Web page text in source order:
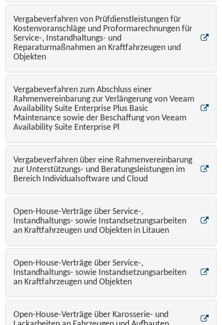
Vergabeverfahren von Prüfdienstleistungen für
Kostenvoranschläge und Proformarechnungen für
Service-, Instandhaltungs- und
Reparaturmaßnahmen an Kraftfahrzeugen und
Objekten
Vergabeverfahren zum Abschluss einer
Rahmenvereinbarung zur Verlängerung von Veeam
Availability Suite Enterprise Plus Basic
Maintenance sowie der Beschaffung von Veeam
Availability Suite Enterprise Pl
Vergabeverfahren über eine Rahmenvereinbarung
zur Unterstützungs- und Beratungsleistungen im
Bereich Individualsoftware und Cloud
Open-House-Verträge über Service-,
Instandhaltungs- sowie Instandsetzungsarbeiten
an Kraftfahrzeugen und Objekten in Litauen
Open-House-Verträge über Service-,
Instandhaltungs- sowie Instandsetzungsarbeiten
an Kraftfahrzeugen und Objekten
Open-House-Verträge über Karosserie- und